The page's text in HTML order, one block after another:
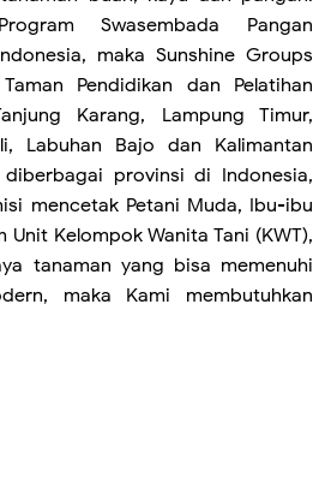
Swasembada Pangan
maka Sunshine Groups
Pendidikan dan Pelatihan
Karang, Lampung Timur,
Labuhan Bajo dan Kalimantan
provinsi di Indonesia,
mencetak Petani Muda, Ibu-ibu
Kelompok Wanita Tani (KWT),
tanaman yang bisa memenuhi
maka Kami membutuhkan